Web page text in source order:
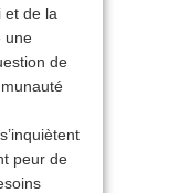
et de la
une
de
peur de